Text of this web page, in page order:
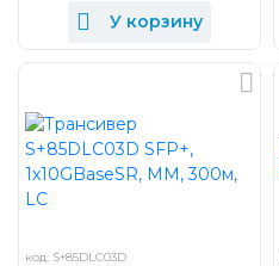
У корзину
код: S+85DLC03D